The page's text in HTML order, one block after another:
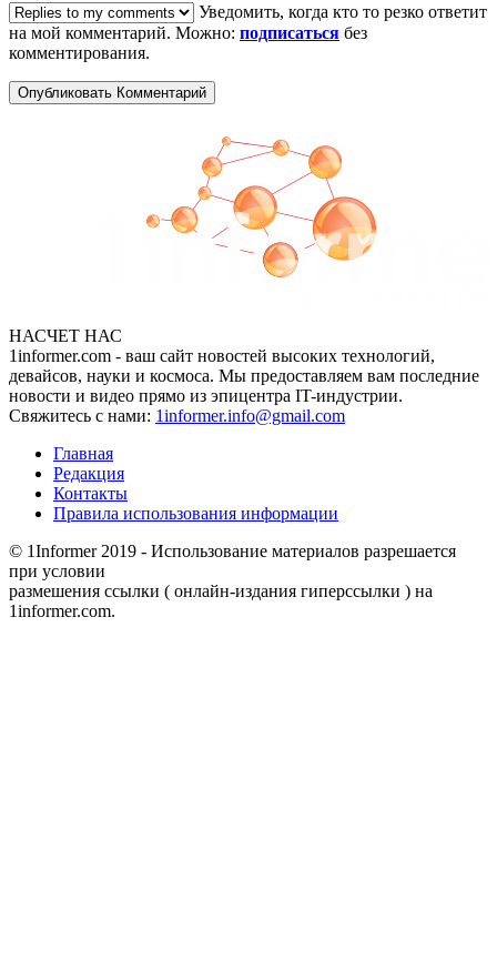
Уведомить, когда кто то резко ответит
на мой комментарий. Можно: подписаться без
комментирования.
НАСЧЕТ НАС
1informer.com - ваш сайт новостей высоких технологий,
девайсов, науки и космоса. Мы предоставляем вам последние
новости и видео прямо из эпицентра IT-индустрии.
Свяжитесь с нами: 1informer.info@gmail.com
Главная
Редакция
Контакты
Правила использования информации
© 1Informer 2019 - Использование материалов разрешается
при условии
размешения ссылки ( онлайн-издания гиперссылки ) на
1informer.com.